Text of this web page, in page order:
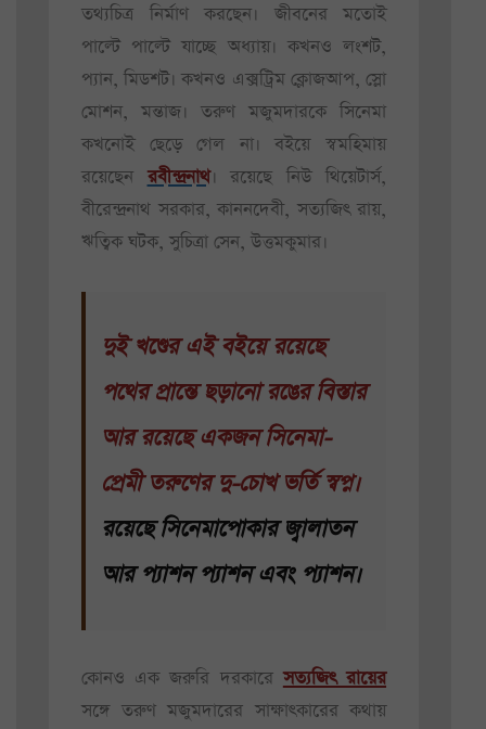
তথ্যচিত্র নির্মাণ করছেন। জীবনের মতোই
পাল্টে পাল্টে যাচ্ছে অধ্যায়। কখনও লংশট,
প্যান, মিডশট। কখনও এক্সট্রিম ক্লোজআপ, স্লো
মোশন, মন্তাজ। তরুণ মজুমদারকে সিনেমা
কখনোই ছেড়ে গেল না। বইয়ে স্বমহিমায়
রয়েছেন রবীন্দ্রনাথ। রয়েছে নিউ থিয়েটার্স,
বীরেন্দ্রনাথ সরকার, কাননদেবী, সত্যজিৎ রায়,
ঋত্বিক ঘটক, সুচিত্রা সেন, উত্তমকুমার।
দুই খণ্ডের এই বইয়ে রয়েছে
পথের প্রান্তে ছড়ানো রঙের বিস্তার
আর রয়েছে একজন সিনেমা-
প্রেমী তরুণের দু-চোখ ভর্তি স্বপ্ন।
রয়েছে সিনেমাপোকার জ্বালাতন
আর প্যাশন প্যাশন এবং প্যাশন।
কোনও এক জরুরি দরকারে সত্যজিৎ রায়ের
সঙ্গে তরুণ মজুমদারের সাক্ষাৎকারের কথায়